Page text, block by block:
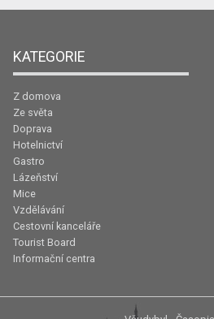
KATEGORIE
Z domova
Ze světa
Doprava
Hotelnictví
Gastro
Lázeňství
Mice
Vzdělávání
Cestovní kanceláře
Tourist Board
Informační centra